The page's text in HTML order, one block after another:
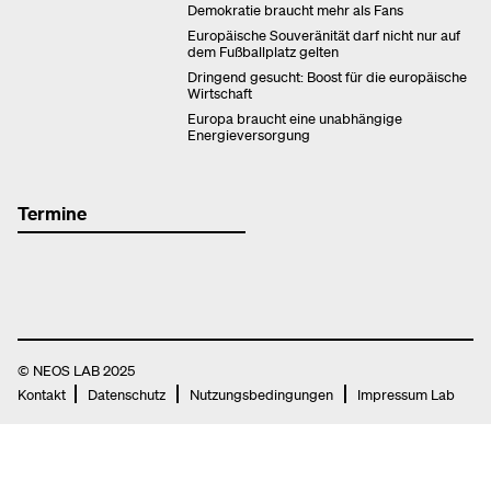
Demokratie braucht mehr als Fans
Europäische Souveränität darf nicht nur auf
dem Fußballplatz gelten
Dringend gesucht: Boost für die europäische
Wirtschaft
Europa braucht eine unabhängige
Energieversorgung
Termine
© NEOS LAB 2025
Kontakt
Datenschutz Nutzungsbedingungen Impressum Lab